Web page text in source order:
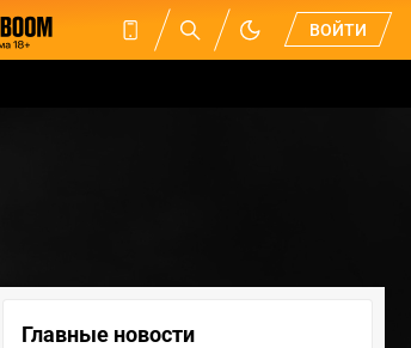
ВОЙТИ
Главные новости